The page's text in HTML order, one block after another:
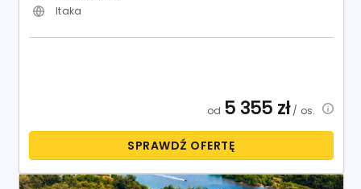
Itaka
od 5 355 zł/ os.
SPRAWDŹ OFERTĘ